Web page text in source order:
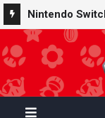
Nintendo
Mario Paint
(GBA)